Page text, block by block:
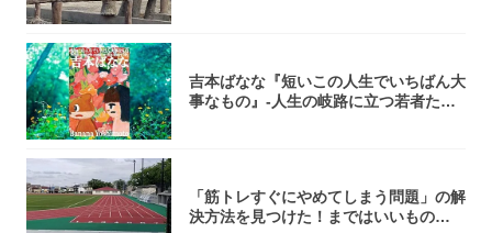
吉本ばなな『短いこの人生でいちばん大
事なもの』-人生の岐路に立つ若者たち
「筋トレすぐにやめてしまう問題」の解
決方法を見つけた！まではいいもの